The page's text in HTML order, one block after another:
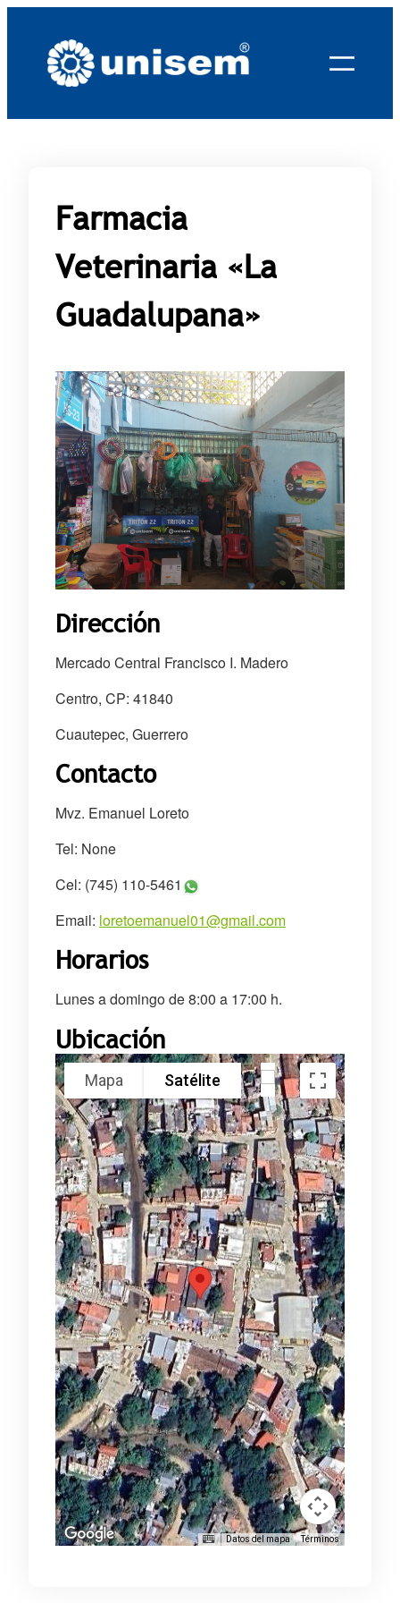
contenido
Farmacia
Veterinaria «La
Guadalupana»
Dirección
Mercado Central Francisco I. Madero
Centro, CP: 41840
Cuautepec, Guerrero
Contacto
Mvz. Emanuel Loreto
Tel: None
Cel: (745) 110-5461
Email: loretoemanuel01@gmail.com
Horarios
Lunes a domingo de 8:00 a 17:00 h.
Ubicación
Mapa Satélite
Datos del mapa Términos